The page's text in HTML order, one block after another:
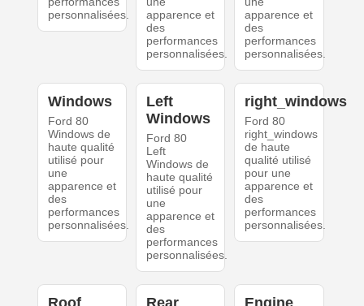
personnalisées.
apparence et
des
performances
personnalisées.
apparence et
des
performances
personnalisées.
Windows
Ford 80
Windows de
haute qualité
utilisé pour
une
apparence et
des
performances
personnalisées.
Left
Windows
Ford 80
Left
Windows de
haute qualité
utilisé pour
une
apparence et
des
performances
personnalisées.
right_windows
Ford 80
right_windows
de haute
qualité utilisé
pour une
apparence et
des
performances
personnalisées.